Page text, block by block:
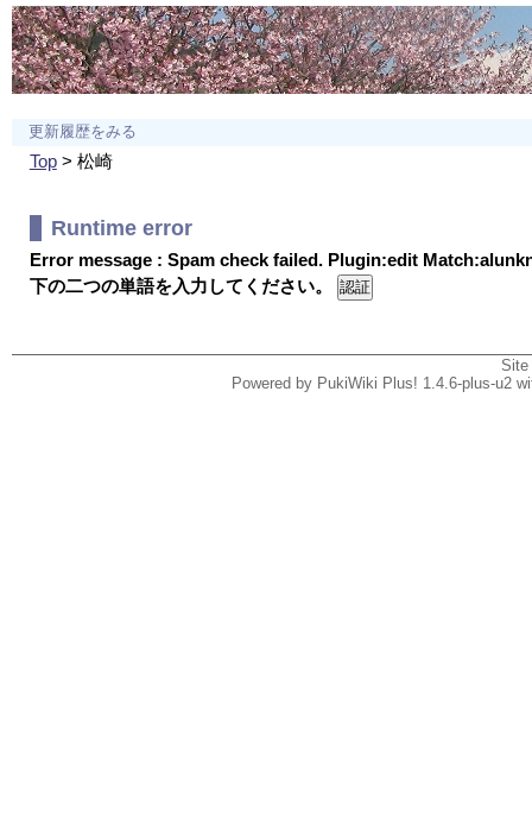
更新履歴をみる
Top> 松崎
Runtime error
Error message : Spam check failed. Plugin:edit
下の二つの単語を入力してください。
Powered by PukiWiki Plus! 1.4.6-plus-u2